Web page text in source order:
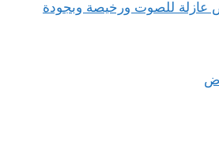
عازلة للصوت ورخيصة وبجودة